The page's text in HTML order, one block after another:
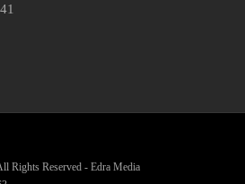
Rights Reserved - Edra Media